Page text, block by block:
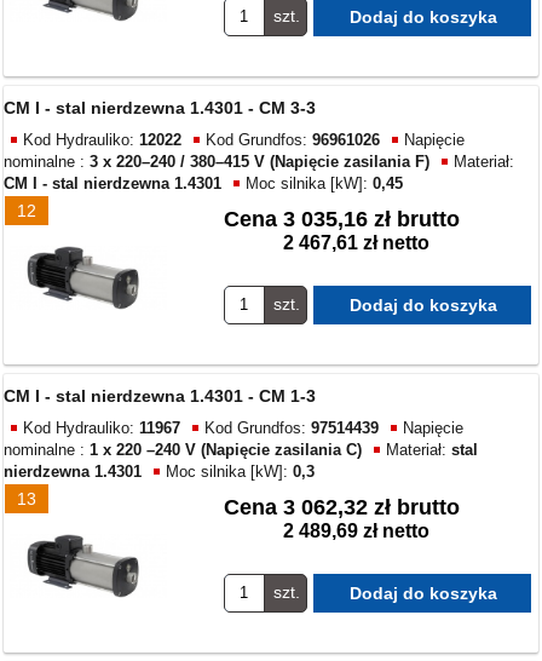
szt.
12
CM I - stal nierdzewna 1.4301 - CM 3-3
Kod Hydrauliko:12022 Kod Grundfos:96961026
Napięcie
nominalne :3 x 220–240 / 380–415 V (Napięcie zasilania F)
Materiał:
CM I - stal nierdzewna 1.4301
Moc silnika [kW]:0,45
Cena 3 035,16 zł brutto
2 467,61 zł netto
szt.
13
CM I - stal nierdzewna 1.4301 - CM 1-3
Kod Hydrauliko:11967 Kod Grundfos:97514439
Napięcie
nominalne :1 x 220 –240 V (Napięcie zasilania C) Materiał:stal
nierdzewna 1.4301
Moc silnika [kW]:0,3
Cena 3 062,32 zł brutto
2 489,69 zł netto
szt.